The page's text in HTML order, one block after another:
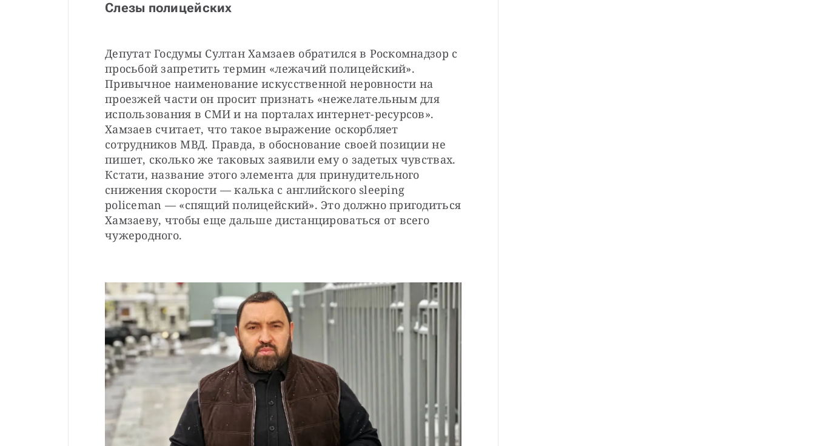
Слезы полицейских
Депутат Госдумы Султан Хамзаев обратился в Роскомнадзор с
просьбой запретить термин «лежачий полицейский».
Привычное наименование искусственной неровности на
проезжей части он просит признать «нежелательным для
использования в СМИ и на порталах интернет-ресурсов».
Хамзаев считает, что такое выражение оскорбляет
сотрудников МВД. Правда, в обоснование своей позиции не
пишет, сколько же таковых заявили ему о задетых чувствах.
Кстати, название этого элемента для принудительного
снижения скорости — калька с английского sleeping
policeman — «спящий полицейский». Это должно пригодиться
Хамзаеву, чтобы еще дальше дистанцироваться от всего
чужеродного.